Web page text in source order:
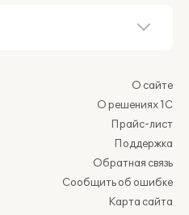
О сайте
О решениях 1С
Прайс-лист
Поддержка
Обратная связь
Сообщить об ошибке
Карта сайта